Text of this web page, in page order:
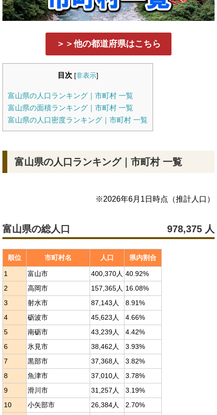
＞＞他の都道府県はこちら
目次 [非表示]
富山県の人口ランキング｜市町村 一覧
富山県の面積ランキング｜市町村 一覧
富山県の人口密度ランキング｜市町村 一覧
富山県の人口ランキング｜市町村 一覧
※2026年6月1日 時点（推計人口）
富山県の総人口 978,375 人
順位 市町村名 人口 県内割合
1 富山市 400,370人 40.92%
2
高岡市 157,365人 16.08%
3
射水市 87,143人
8.91%
4
砺波市 45,623人
4.66%
5
南砺市 43,239人
4.42%
6
氷見市 38,462人
3.93%
7
黒部市 37,368人
3.82%
8
魚津市 37,010人
3.78%
9
滑川市 31,257人
3.19%
10
小矢部市 26,384人
2.70%